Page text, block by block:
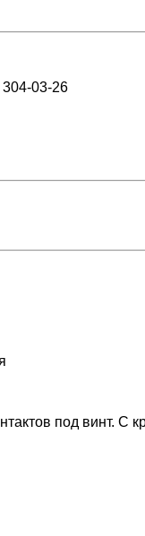
03-26
под винт. С